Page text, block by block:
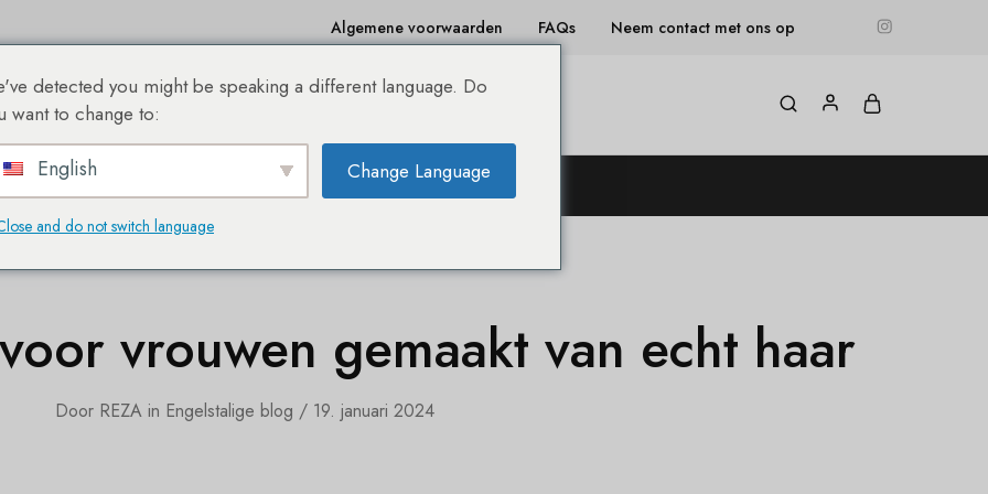
Algemene voorwaarden FAQs Neem contact met ons op
Winkelen Bestseller Sale % Over ons
DE NIEUWE SHE® HAIREXTENSION WEBSHOP!
echt haar
vrouwen gemaakt van echt haar
Door REZA in Engelstalige blog 19. januari 2024
detected you might be speaking a different language. Do
want to change to:
English Change Language
and do not switch language